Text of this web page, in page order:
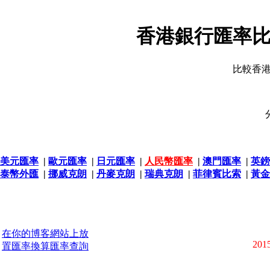
香港銀行匯率
比較香
美元匯率 | 歐元匯率 | 日元匯率 | 人民幣匯率 | 澳門匯率 | 英
泰幣外匯 | 挪威克朗 | 丹麥克朗 | 瑞典克朗 | 菲律賓比索 | 黃
在你的博客網站上放
置匯率換算匯率查詢